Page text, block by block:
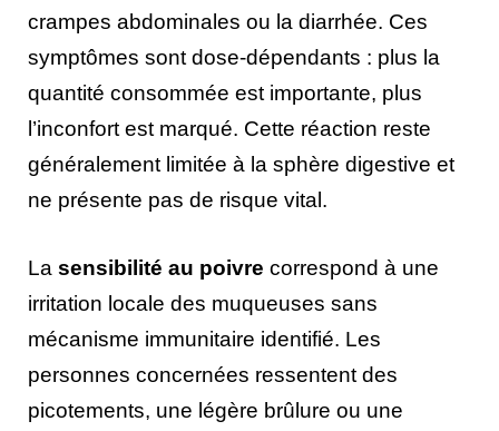
crampes abdominales ou la diarrhée. Ces
symptômes sont dose-dépendants : plus la
quantité consommée est importante, plus
l’inconfort est marqué. Cette réaction reste
généralement limitée à la sphère digestive et
ne présente pas de risque vital.
La sensibilité au poivre correspond à une
irritation locale des muqueuses sans
mécanisme immunitaire identifié. Les
personnes concernées ressentent des
picotements, une légère brûlure ou une